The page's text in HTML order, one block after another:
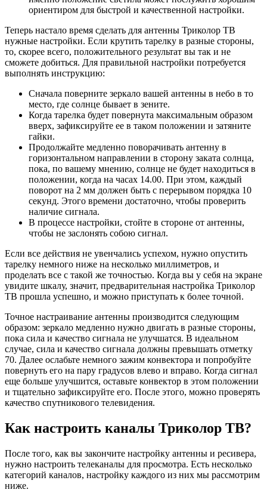
ориентиром для быстрой и качественной настройки.
Теперь настало время сделать для антенны Триколор ТВ
нужные настройки. Если крутить тарелку в разные стороны,
то, скорее всего, положительного результат вы так и не
сможете добиться. Для правильной настройки потребуется
выполнять инструкцию:
Сначала поверните зеркало вашей антенны в небо в то
место, где солнце бывает в зените.
Когда тарелка будет повернута максимальным образом
вверх, зафиксируйте ее в таком положении и затяните
гайки.
Продолжайте медленно поворачивать антенну в
горизонтальном направлении в сторону заката солнца,
пока, по вашему мнению, солнце не будет находиться в
положении, когда на часах 14.00. При этом, каждый
поворот на 2 мм должен быть с перерывом порядка 10
секунд. Этого времени достаточно, чтобы проверить
наличие сигнала.
В процессе настройки, стойте в стороне от антенны,
чтобы не заслонять собою сигнал.
Если все действия не увенчались успехом, нужно опустить
тарелку немного ниже на несколько миллиметров, и
проделать все с такой же точностью. Когда вы у себя на экране
увидите шкалу, значит, предварительная настройка Триколор
ТВ прошла успешно, и можно приступать к более точной.
Точное настраивание антенны производится следующим
образом: зеркало медленно нужно двигать в разные стороны,
пока сила и качество сигнала не улучшатся. В идеальном
случае, сила и качество сигнала должны превышать отметку
70. Далее ослабьте немного зажим конвектора и попробуйте
повернуть его на пару градусов влево и вправо. Когда сигнал
еще больше улучшится, оставьте конвектор в этом положении
и тщательно зафиксируйте его. После этого, можно проверять
качество спутникового телевидения.
Как настроить каналы Триколор ТВ?
После того, как вы закончите настройку антенны и ресивера,
нужно настроить телеканалы для просмотра. Есть несколько
категорий каналов, настройку каждого из них мы рассмотрим
ниже.